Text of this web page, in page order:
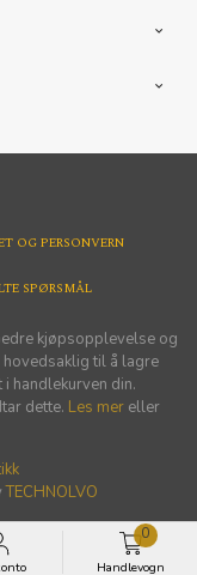
Handlevogn
0
OG PERSONVERN
SPØRSMÅL
kjøpsopplevelse og
hovedsaklig til å lagre
handlekurven din.
dette. Les mer eller
TECHNOLVO